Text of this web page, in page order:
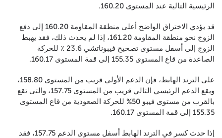
الرئيسية التالية عند المستوى 160.20.
قد يؤدي الاختراق الواضح أعلى منطقة المقاومة 160.20 إلى دفع
الزوج نحو منطقة المقاومة 161.20، إذا لم يحدث ذلك، فقد يهبط
الزوج إلى أسفل مستوى تصحيح فيبوناتشي 23.6 ٪ للحركة
الصاعدة من قاع المستوى 155.35 إلى قمة المستوى 160.17.
على الترند الهابط، فإن الدعم الأولي قريب من المستوى 158.80،
ويقع الدعم الرئيسي التالي قريب من المستوى 157.75، والتى تقع
بالقرب من مستوى فيبو 50% للحركة الصعودية من قاع المستوى
155.35 إلى قمة المستوى 160.17.
إذا حدث كسر في الترند الهابط أسفل مستوى الدعم 157.75، فقد